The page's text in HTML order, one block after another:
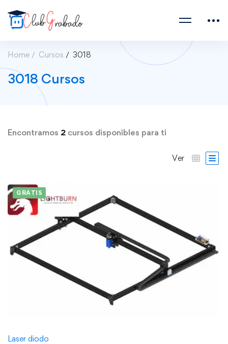
Home Cursos 3018
3018 Cursos
Encontramos 2 cursos disponibles para ti
Ver
GRATIS
Laser diodo